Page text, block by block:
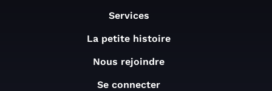
Services
La petite histoire
Nous rejoindre
Se connecter